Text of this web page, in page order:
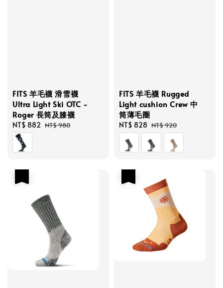
FITS 羊毛襪 滑雪襪
Ultra Light Ski OTC -
Roger 長筒及膝襪
Sale
price
NT$ 882 Regular
NT$ 980
FITS 羊毛襪 Rugged
Light cushion Crew 中
筒薄毛圈
Sale
price
NT$ 828 Regular
price
NT$ 920